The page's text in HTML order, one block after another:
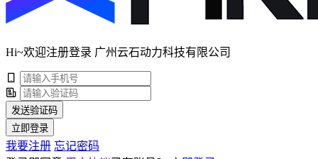
Hi~欢迎注册登录 广州云石动力科技有限公司
发送验证码
立即登录
我要注册 忘记密码